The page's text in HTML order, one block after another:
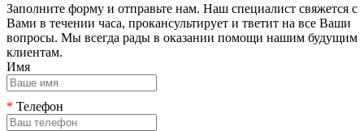
Заполните форму и отправьте нам. Наш специалист свяжется с
Вами в течении часа, прокансультирует и тветит на все Ваши
вопросы. Мы всегда рады в оказании помощи нашим будущим
клиентам.
Имя
* Телефон